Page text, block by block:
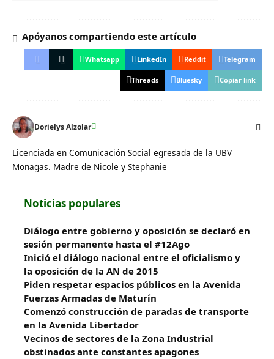
Apóyanos compartiendo este artículo
Whatsapp LinkedIn Reddit Telegram
Threads Bluesky Copiar link
Dorielys Alzolar
Licenciada en Comunicación Social egresada de la UBV
Monagas. Madre de Nicole y Stephanie
Noticias populares
Diálogo entre gobierno y oposición se declaró en
sesión permanente hasta el #12Ago
Inició el diálogo nacional entre el oficialismo y
la oposición de la AN de 2015
Piden respetar espacios públicos en la Avenida
Fuerzas Armadas de Maturín
​Comenzó construcción de paradas de transporte
en la Avenida Libertador
Vecinos de sectores de la Zona Industrial
obstinados ante constantes apagones